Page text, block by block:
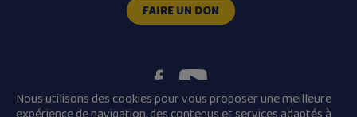
FAIRE UN DON
Nous utilisons des cookies pour vous proposer une meilleure